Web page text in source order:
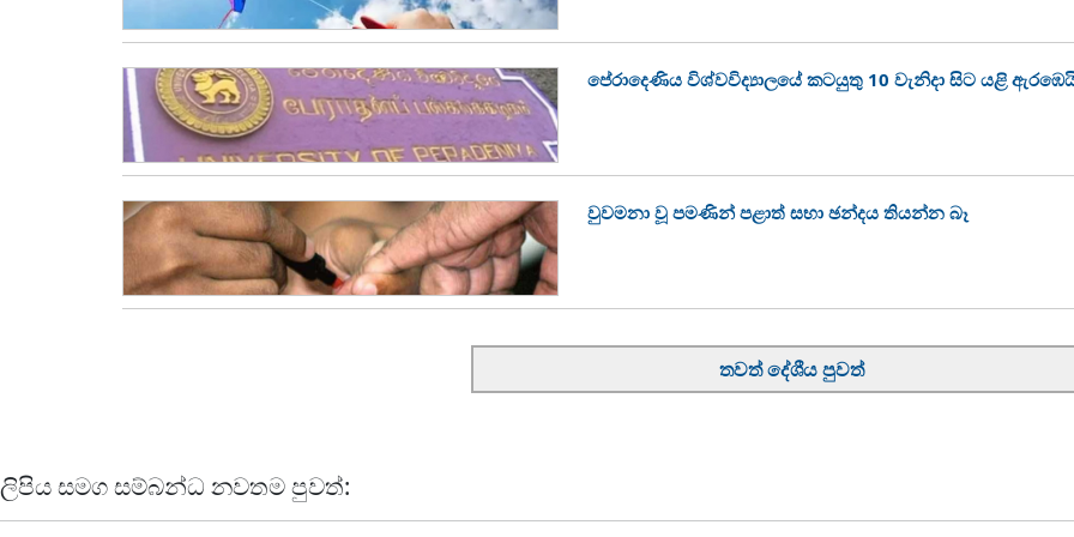
පේරාදෙණිය විශ්වවිද්‍යාලයේ කටයුතු 10 වැනිදා සිට යළි
වුවමනා වූ පමණින් පළාත් සභා ඡන්දය තියන්න බෑ
තවත් දේශීය පුවත්
ලිපිය සමග සම්බන්ධ නවතම පුවත්: